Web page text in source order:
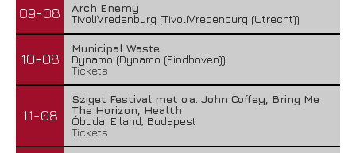
09-08
Arch Enemy
TivoliVredenburg (TivoliVredenburg (Utrecht))
10-08
Municipal Waste
Dynamo (Dynamo (Eindhoven))
Tickets
11-08
Sziget Festival met o.a. John Coffey, Bring Me
The Horizon, Health
Óbudai Eiland, Budapest
Tickets